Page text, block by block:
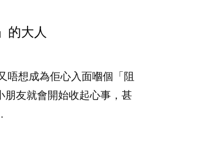
的大人
唔想成為佢心入面嗰個「阻
朋友就會開始收起心事，甚